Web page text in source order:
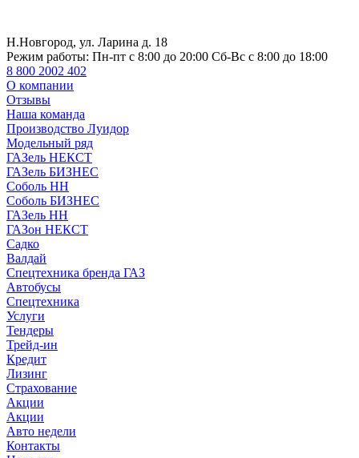
Н.Новгород, ул. Ларина д. 18
Режим работы: Пн-пт с 8:00 до 20:00 Сб-Вс с 8:00 до 18:00
8 800 2002 402
О компании
Отзывы
Наша команда
Производство Луидор
Модельный ряд
ГАЗель НЕКСТ
ГАЗель БИЗНЕС
Соболь НН
Соболь БИЗНЕС
ГАЗель НН
ГАЗон НЕКСТ
Садко
Валдай
Спецтехника бренда ГАЗ
Автобусы
Спецтехника
Услуги
Тендеры
Трейд-ин
Кредит
Лизинг
Страхование
Акции
Акции
Авто недели
Контакты